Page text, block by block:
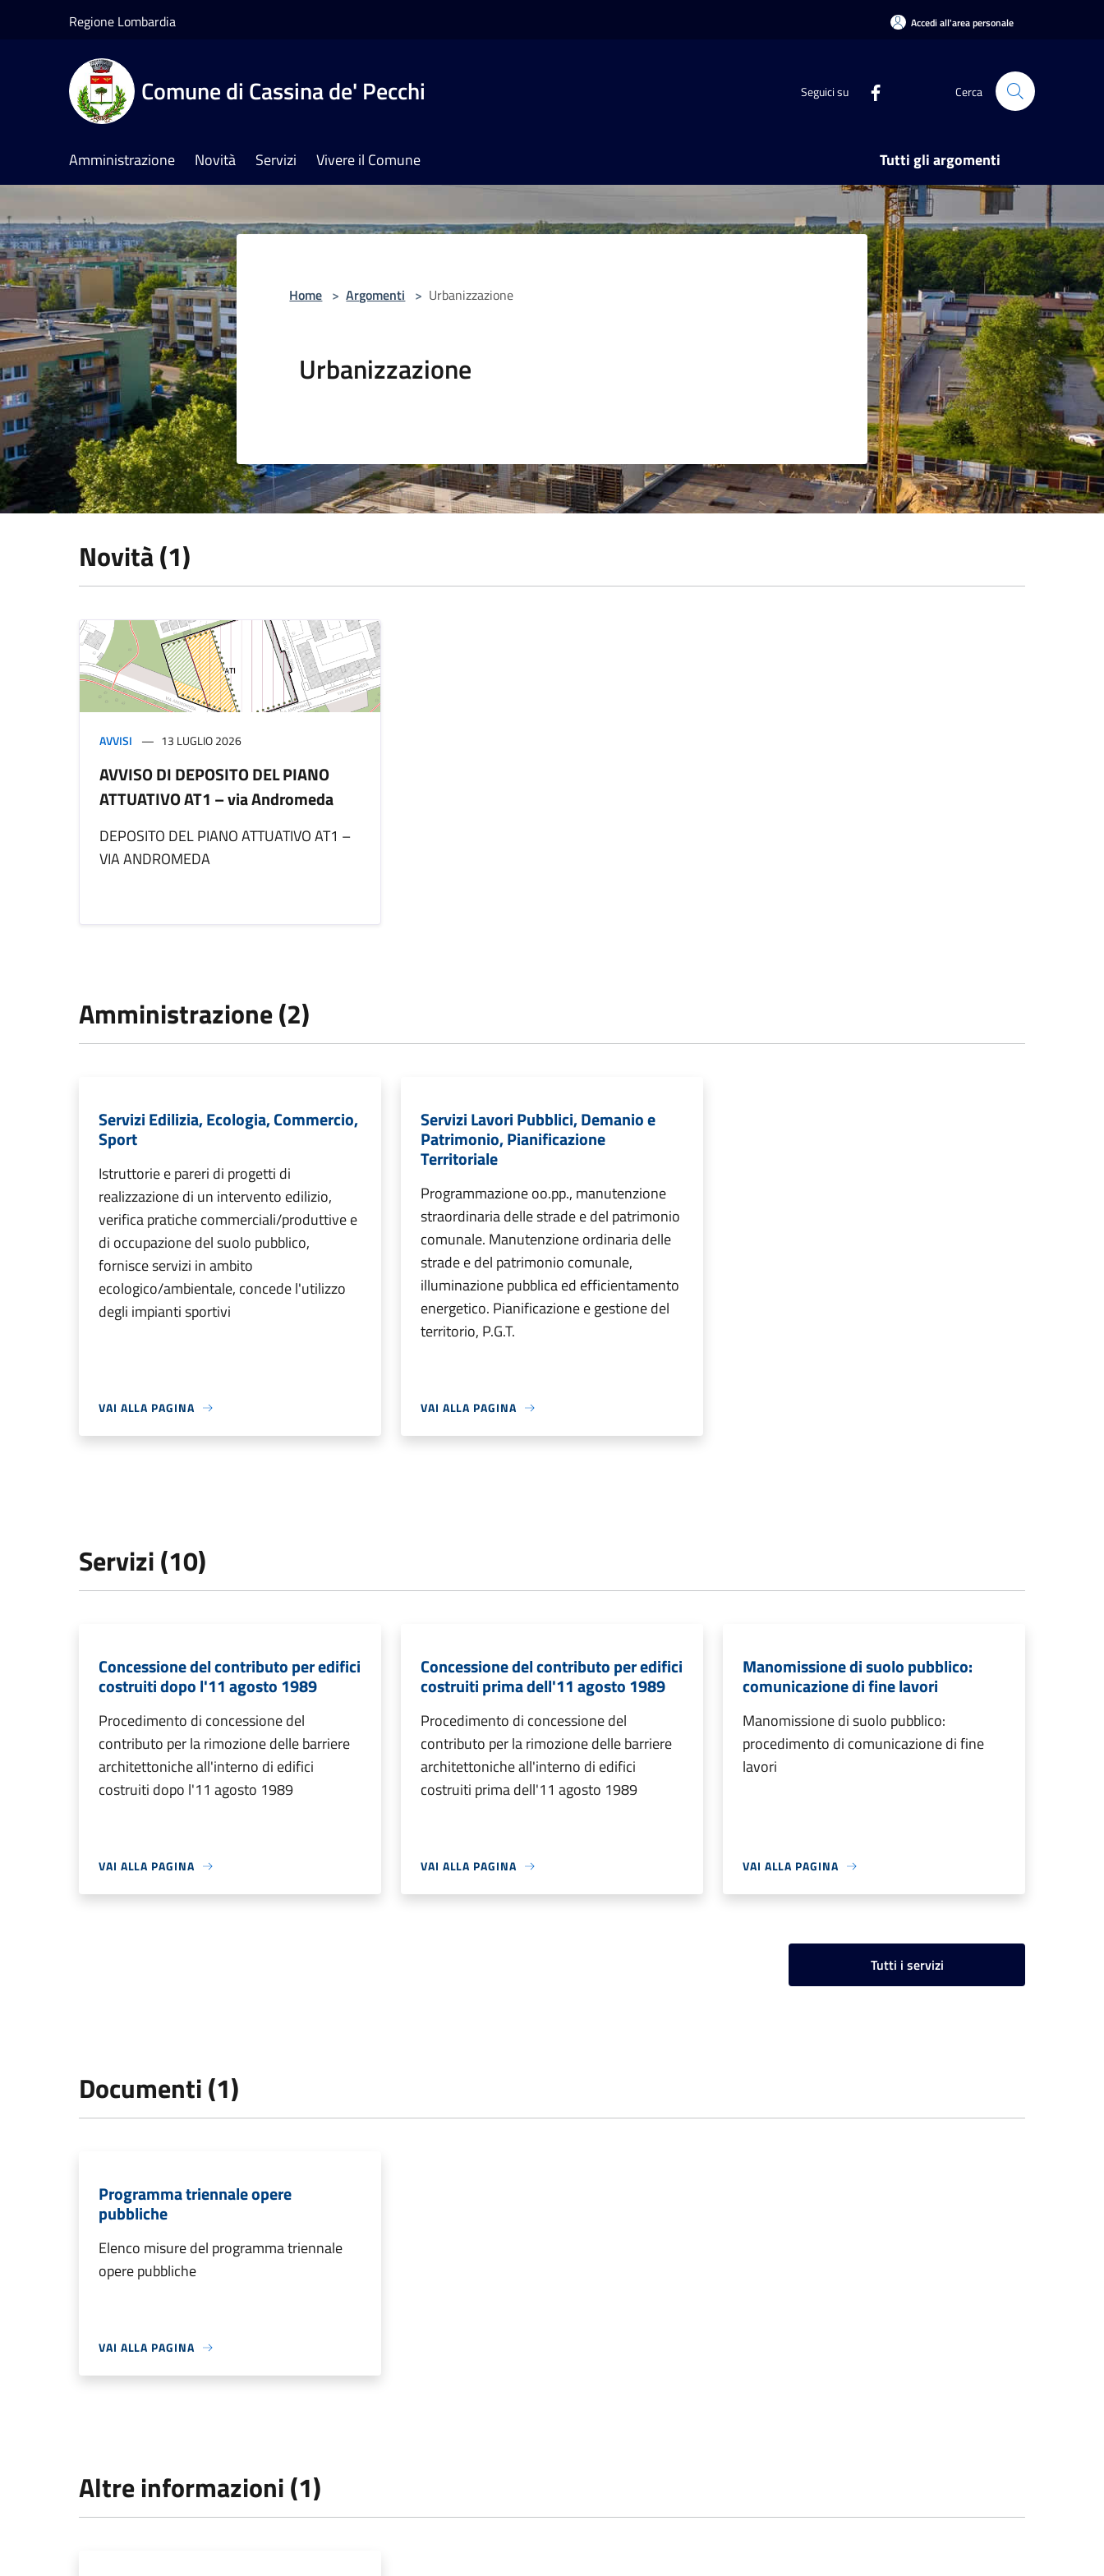
Regione Lombardia Accedi all'area personale
Comune di Cassina de' Pecchi Seguici su Cerca
Amministrazione Novità Servizi Vivere il Comune Tutti gli argomenti
Home > Argomenti > Urbanizzazione
Urbanizzazione
Novità (1)
AVVISI 13 LUGLIO 2026
AVVISO DI DEPOSITO DEL PIANO
ATTUATIVO AT1 – via Andromeda
DEPOSITO DEL PIANO ATTUATIVO AT1 –
VIA ANDROMEDA
Amministrazione (2)
Servizi Edilizia, Ecologia, Commercio,
Sport
Istruttorie e pareri di progetti di
realizzazione di un intervento edilizio,
verifica pratiche commerciali/produttive e
di occupazione del suolo pubblico,
fornisce servizi in ambito
ecologico/ambientale, concede l'utilizzo
degli impianti sportivi
VAI ALLA PAGINA
Servizi Lavori Pubblici, Demanio e
Patrimonio, Pianificazione
Territoriale
Programmazione oo.pp., manutenzione
straordinaria delle strade e del patrimonio
comunale. Manutenzione ordinaria delle
strade e del patrimonio comunale,
illuminazione pubblica ed efficientamento
energetico. Pianificazione e gestione del
territorio, P.G.T.
VAI ALLA PAGINA
Servizi (10)
Concessione del contributo per edifici
costruiti dopo l'11 agosto 1989
Procedimento di concessione del
contributo per la rimozione delle barriere
architettoniche all'interno di edifici
costruiti dopo l'11 agosto 1989
VAI ALLA PAGINA
Concessione del contributo per edifici
costruiti prima dell'11 agosto 1989
Procedimento di concessione del
contributo per la rimozione delle barriere
architettoniche all'interno di edifici
costruiti prima dell'11 agosto 1989
VAI ALLA PAGINA
Manomissione di suolo pubblico:
comunicazione di fine lavori
Manomissione di suolo pubblico:
procedimento di comunicazione di fine
lavori
VAI ALLA PAGINA
Tutti i servizi
Documenti (1)
Programma triennale opere
pubbliche
Elenco misure del programma triennale
opere pubbliche
VAI ALLA PAGINA
Altre informazioni (1)